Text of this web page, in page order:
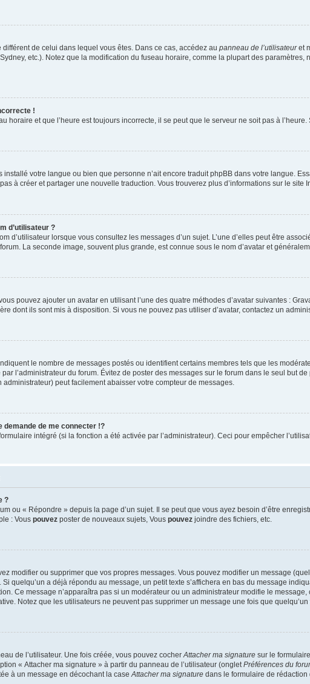
de celui dans lequel vous êtes. Dans ce cas, accédez au panneau de l’utilisateuret
etc.). Notez que la modification du fuseau horaire, comme la plupart des paramètres,
!
horaire et que l’heure est toujours incorrecte, il se peut que le serveur ne soit pas à
installé votre langue ou bien que personne n’ait encore traduit phpBB dans votre langue.
à créer et partager une nouvelle traduction. Vous trouverez plus d’informations sur le site
d’utilisateur ?
d’utilisateur lorsque vous consultez les messages d’un sujet. L’une d’elles peut être
La seconde image, souvent plus grande, est connue sous le nom d’avatar et
pouvez ajouter un avatar en utilisant l’une des quatre méthodes d’avatar suivantes :
dont ils sont mis à disposition. Si vous ne pouvez pas utiliser d’avatar, contactez un
le nombre de messages postés ou identifient certains membres tels que les
l’administrateur du forum. Évitez de poster des messages sur le forum dans le seul but
peut facilement abaisser votre compteur de messages.
demande de me connecter !?
intégré (si la fonction a été activée par l’administrateur). Ceci pour empêcher
?
ou « Répondre » depuis la page d’un sujet. Il se peut que vous ayez besoin d’être
: Vous pouvez poster de nouveaux sujets, Vous pouvez joindre des fichiers, etc.
modifier ou supprimer que vos propres messages. Vous pouvez modifier un message
quelqu’un a déjà répondu au message, un petit texte s’affichera en bas du message
Ce message n’apparaîtra pas si un modérateur ou un administrateur modifie le
Notez que les utilisateurs ne peuvent pas supprimer un message une fois que
de l’utilisateur. Une fois créée, vous pouvez cocherAttacher ma signature sur le
« Attacher ma signature » à partir du panneau de l’utilisateur (ongletPréférences du
à un message en décochant la caseAttacher ma signature dans le formulaire de rédaction